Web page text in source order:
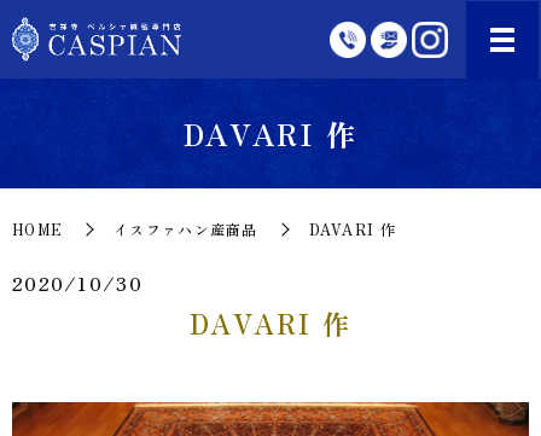
DAVARI 作
HOME イスファハン産商品 DAVARI 作
2020/10/30
DAVARI 作